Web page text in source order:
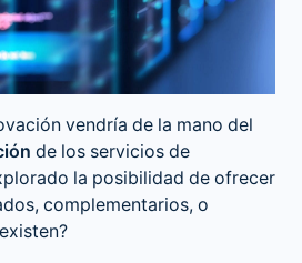
vendría de la mano del
de los servicios de
la posibilidad de ofrecer
complementarios, o